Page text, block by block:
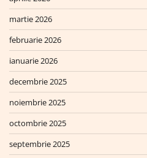
martie 2026
februarie 2026
ianuarie 2026
decembrie 2025
noiembrie 2025
octombrie 2025
septembrie 2025